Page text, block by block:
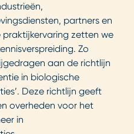
partners en
zetten we
Zo
aan de richtlijn
in biologische
Deze richtlijn geeft
overheden voor het
in